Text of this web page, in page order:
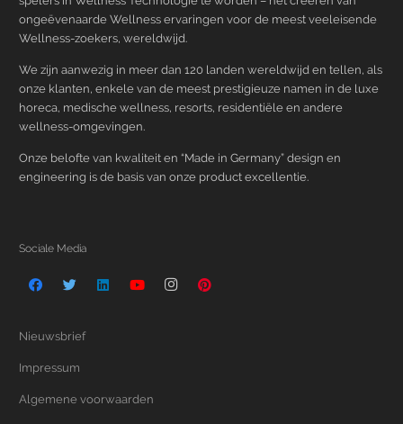
ongeëvenaarde Wellness ervaringen voor de meest veeleisende
Wellness-zoekers, wereldwijd.
We zijn aanwezig in meer dan 120 landen wereldwijd en tellen, als
onze klanten, enkele van de meest prestigieuze namen in de luxe
horeca, medische wellness, resorts, residentiële en andere
wellness-omgevingen.
Onze belofte van kwaliteit en “Made in Germany” design en
engineering is de basis van onze product excellentie.
Sociale Media
Nieuwsbrief
Impressum
Algemene voorwaarden